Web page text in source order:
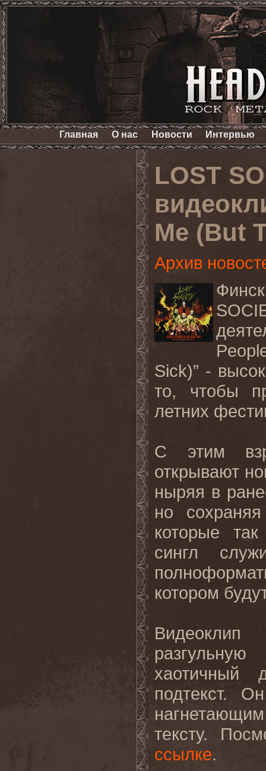
Главная О нас Новости Интервью
LOST
Me (But
Архив
Sick)” -
то, чтобы
летних
С этим
открывают
ныряя в
но
которые
сингл
котором
хаотичный
подтекст.
тексту.
ссылке.